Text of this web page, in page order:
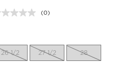
Sin
la
misma
(0)
26 1/2 27 1/2 28